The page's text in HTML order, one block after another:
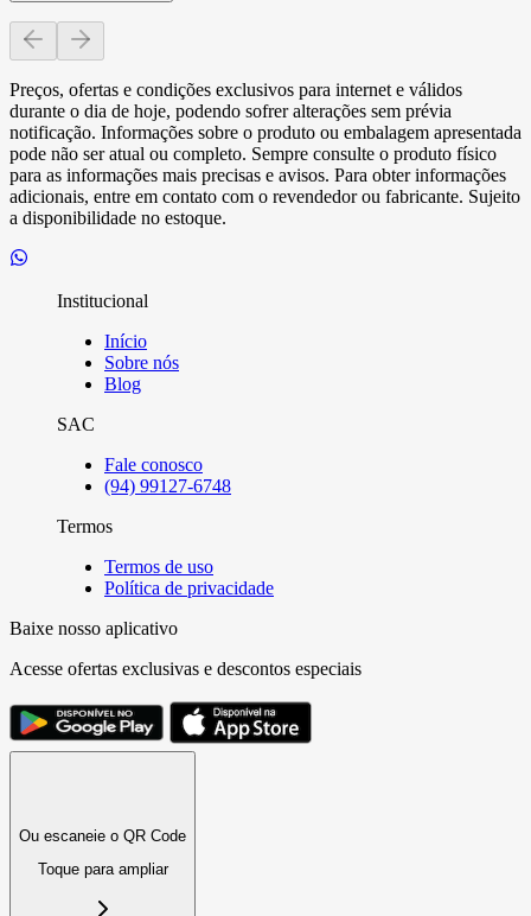
Preços, ofertas e condições exclusivos para internet e válidos
durante o dia de hoje, podendo sofrer alterações sem prévia
notificação. Informações sobre o produto ou embalagem apresentada
pode não ser atual ou completo. Sempre consulte o produto físico
para as informações mais precisas e avisos. Para obter informações
adicionais, entre em contato com o revendedor ou fabricante. Sujeito
a disponibilidade no estoque.
Institucional
Início
Sobre nós
Blog
SAC
Fale conosco
(94) 99127-6748
Termos
Termos de uso
Política de privacidade
Baixe nosso aplicativo
Acesse ofertas exclusivas e descontos especiais
Ou escaneie o QR Code
Toque para ampliar